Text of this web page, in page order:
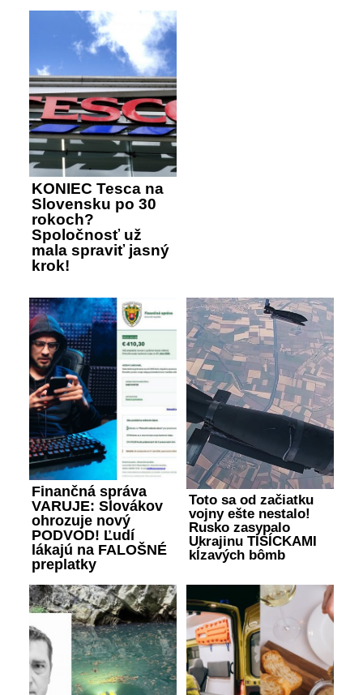
KONIEC Tesca na
Slovensku po 30
rokoch?
Spoločnosť už
mala spraviť jasný
krok!
Finančná správa
VARUJE: Slovákov
ohrozuje nový
PODVOD! Ľudí
lákajú na FALOŠNÉ
preplatky
Toto sa od začiatku
vojny ešte nestalo!
Rusko zasypalo
Ukrajinu TISÍCKAMI
kĺzavých bômb